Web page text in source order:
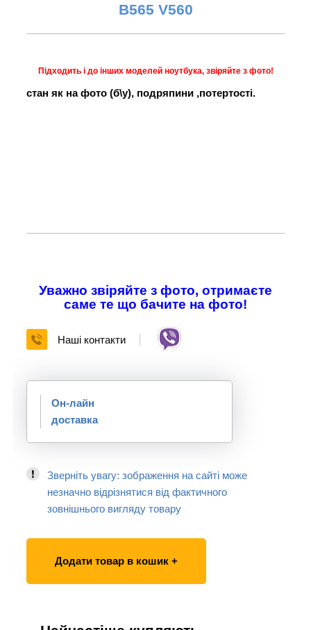
B565 V560
Підходить і до інших моделей ноутбука, звіряйте з фото!
стан як на фото (б\у), подряпини ,потертості.
Уважно звіряйте з фото, отримаєте
саме те що бачите на фото!
Наші контакти
Он-лайн
доставка
Зверніть увагу: зображення на сайті може
незначно відрізнятися від фактичного
зовнішнього вигляду товару
Додати товар в кошик +